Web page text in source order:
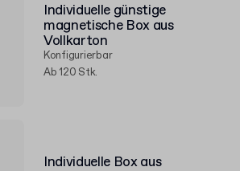
Individuelle günstige
magnetische Box aus
Vollkarton
Konfigurierbar
Ab 120 Stk.
Individuelle Box aus